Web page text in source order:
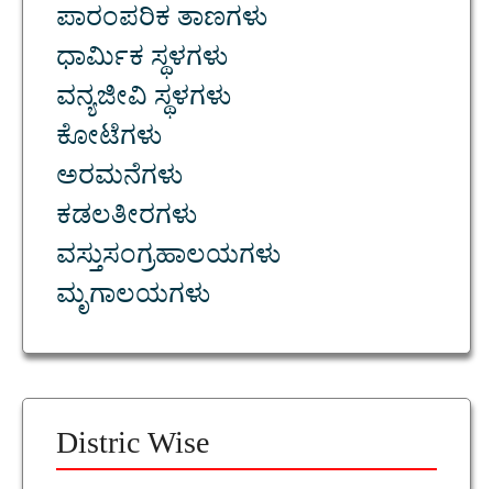
ಪಾರಂಪರಿಕ ತಾಣಗಳು
ಧಾರ್ಮಿಕ ಸ್ಥಳಗಳು
ವನ್ಯಜೀವಿ ಸ್ಥಳಗಳು
ಕೋಟೆಗಳು
ಅರಮನೆಗಳು
ಕಡಲತೀರಗಳು
ವಸ್ತುಸಂಗ್ರಹಾಲಯಗಳು
ಮೃಗಾಲಯಗಳು
Distric Wise